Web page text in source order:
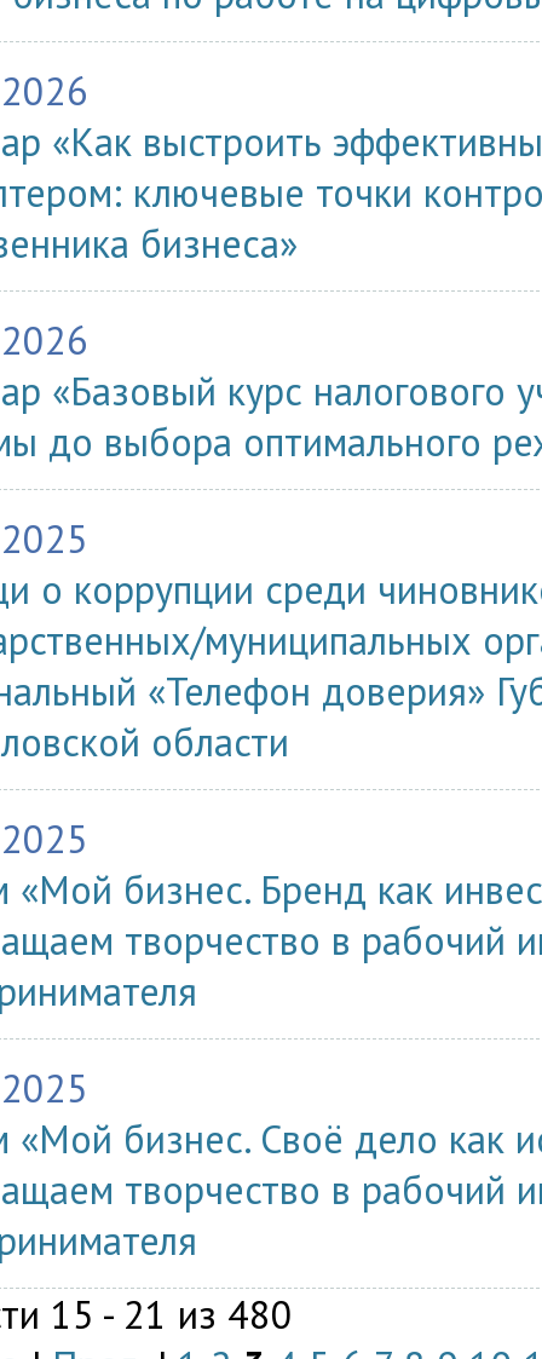
«Как выстроить
ключевые точки
бизнеса»
«Базовый курс налогового
до выбора оптимального
о коррупции среди
муниципальных
«Телефон доверия»
области
бизнес. Бренд как
творчество в рабочий
бизнес. Своё дело как
творчество в рабочий
15 - 21 из 480